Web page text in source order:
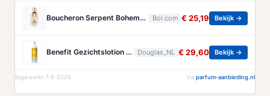
Boucheron Serpent Boheme Eau de parfum spray 30 ml Bol.com € 25,19 Bekijk →
Benefit Gezichtslotion The POREfessional Gezichtstoner Unisex 133ml Douglas_NL € 29,60 Bekijk →
Bijgewerkt 7-8-2026 Via parfum-aanbieding.nl